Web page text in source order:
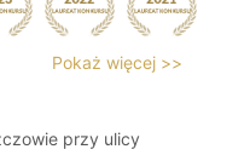
Pokaż więcej >>
przy ulicy